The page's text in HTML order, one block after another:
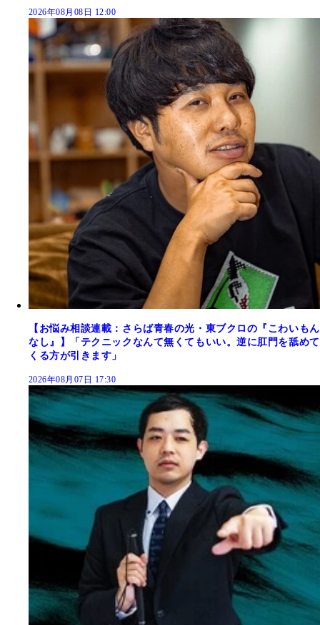
2026年08月08日 12:00
【お悩み相談連載：さらば青春の光・東ブクロの『こわいもん
なし』】「テクニックなんて無くてもいい。逆に肛門を舐めて
くる方が引きます」
2026年08月07日 17:30